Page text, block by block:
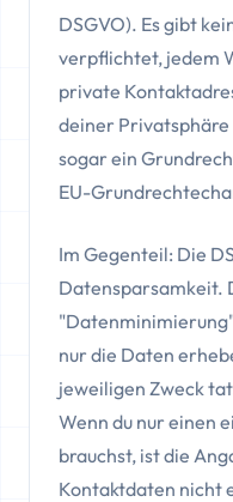
DSGVO). Es gibt
verpflichtet, jedem
private
deiner Privatsphäre
sogar ein
EU-
Im Gegenteil: Die
Datensparsamkeit.
nur die Daten
jeweiligen Zweck
Wenn du nur einen
brauchst, ist die
Kontaktdaten nicht